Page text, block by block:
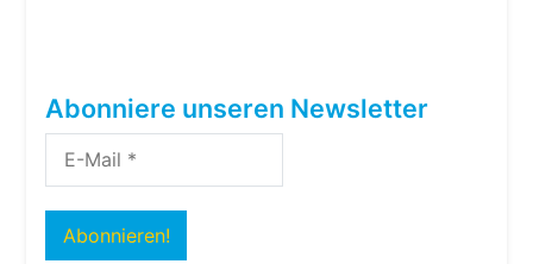
Abonniere unseren Newsletter